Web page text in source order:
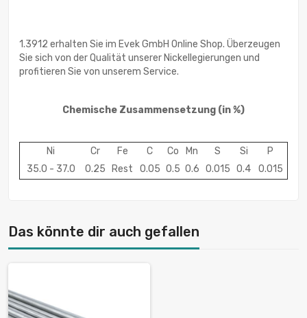
1.3912 erhalten Sie im Evek GmbH Online Shop. Überzeugen
Sie sich von der Qualität unserer Nickellegierungen und
profitieren Sie von unserem Service.
Chemische Zusammensetzung (in %)
Ni Cr Fe C Co Mn S Si
P
35.0 - 37.0
0.25 Rest 0.05 0.5 0.6 0.015 0.4 0.015
Das könnte dir auch gefallen